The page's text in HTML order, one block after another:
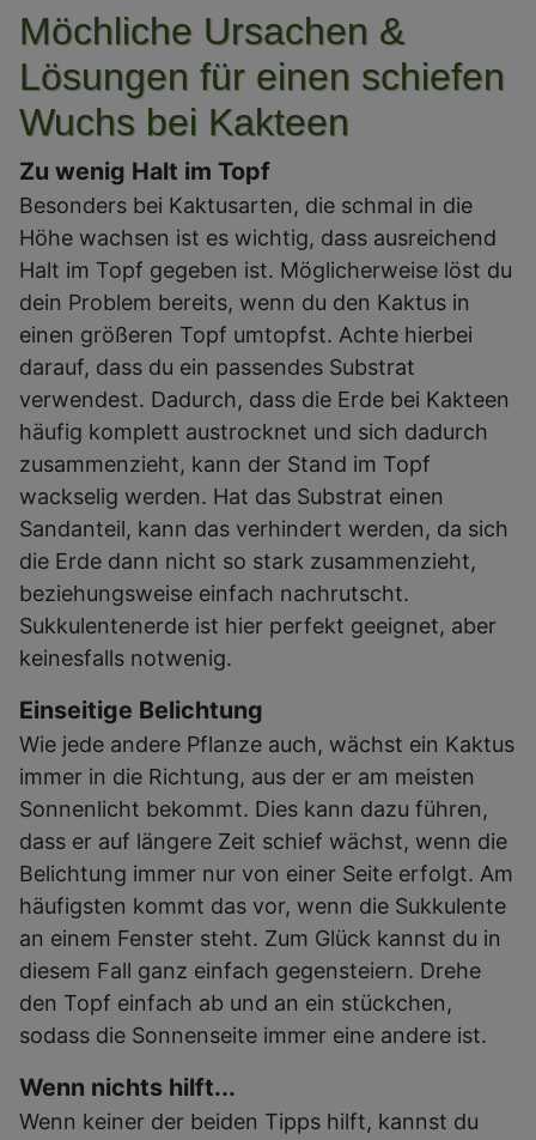
Möchliche Ursachen &
Lösungen für einen schiefen
Wuchs bei Kakteen
Zu wenig Halt im Topf
Besonders bei Kaktusarten, die schmal in die
Höhe wachsen ist es wichtig, dass ausreichend
Halt im Topf gegeben ist. Möglicherweise löst du
dein Problem bereits, wenn du den Kaktus in
einen größeren Topf umtopfst. Achte hierbei
darauf, dass du ein passendes Substrat
verwendest. Dadurch, dass die Erde bei Kakteen
häufig komplett austrocknet und sich dadurch
zusammenzieht, kann der Stand im Topf
wackselig werden. Hat das Substrat einen
Sandanteil, kann das verhindert werden, da sich
die Erde dann nicht so stark zusammenzieht,
beziehungsweise einfach nachrutscht.
Sukkulentenerde ist hier perfekt geeignet, aber
keinesfalls notwenig.
Einseitige Belichtung
Wie jede andere Pflanze auch, wächst ein Kaktus
immer in die Richtung, aus der er am meisten
Sonnenlicht bekommt. Dies kann dazu führen,
dass er auf längere Zeit schief wächst, wenn die
Belichtung immer nur von einer Seite erfolgt. Am
häufigsten kommt das vor, wenn die Sukkulente
an einem Fenster steht. Zum Glück kannst du in
diesem Fall ganz einfach gegensteiern. Drehe
den Topf einfach ab und an ein stückchen,
sodass die Sonnenseite immer eine andere ist.
Wenn nichts hilft...
Wenn keiner der beiden Tipps hilft, kannst du